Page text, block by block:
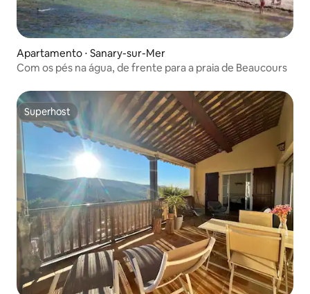
Apartamento ⋅ Sanary-sur-Mer
Com os pés na água, de frente para a praia de Beaucours
Superhost
Superhost